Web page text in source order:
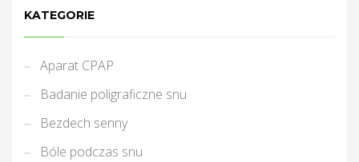
KATEGORIE
Aparat CPAP
Badanie poligraficzne snu
Bezdech senny
Bóle podczas snu